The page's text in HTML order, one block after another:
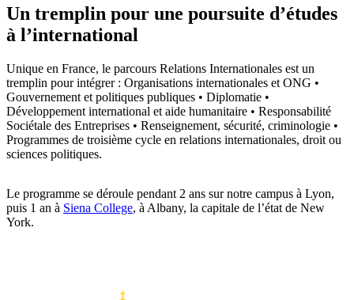
Un tremplin pour une poursuite d’études
à l’international
Unique en France, le parcours Relations Internationales est un
tremplin pour intégrer : Organisations internationales et ONG •
Gouvernement et politiques publiques • Diplomatie •
Développement international et aide humanitaire • Responsabilité
Sociétale des Entreprises • Renseignement, sécurité, criminologie •
Programmes de troisième cycle en relations internationales, droit ou
sciences politiques.
Le programme se déroule pendant 2 ans sur notre campus à Lyon,
puis 1 an à Siena College, à Albany, la capitale de l’état de New
York.